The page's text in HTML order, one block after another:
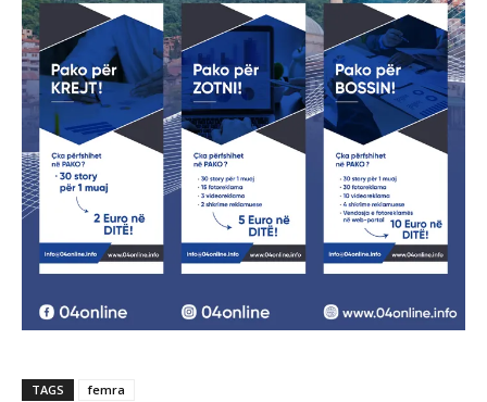
TAGS femra